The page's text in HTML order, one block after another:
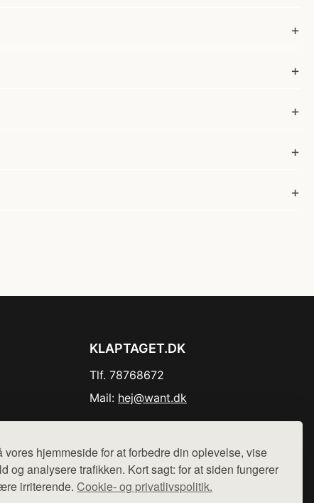
vores hjemmeside for at forbedre din oplevelse, vise
og analysere trafikken. Kort sagt: for at siden fungerer
irriterende. Cookie- og privatlivspolitik.
KLAPTAGET.DK
Tlf. 78768672
Mail: hej@want.dk